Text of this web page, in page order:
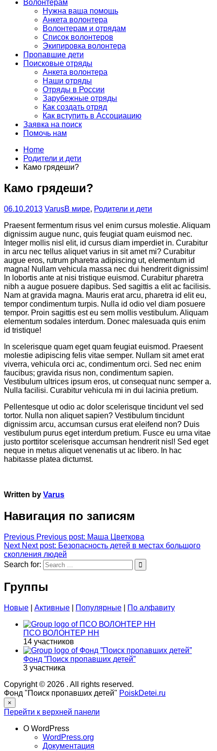
Волонтерам
Нужна ваша помощь
Анкета волонтера
Волонтерам и отрядам
Список волонтеров
Экипировка волонтера
Пропавшие дети
Поисковые отряды
Анкета волонтера
Наши отряды
Отряды в России
Зарубежные отряды
Как создать отряд
Как вступить в Ассоциацию
Заявка на поиск
Помочь нам
Home
Родители и дети
Камо грядеши?
Камо грядеши?
06.10.2013 VarusВ мире, Родители и дети
Praesent fermentum risus vel enim cursus molestie. Aliquam
dignissim augue nunc, quis feugiat quam euismod nec.
Integer mollis nisl elit, id cursus diam imperdiet in. Curabitur
in arcu nec tellus aliquet varius in sit amet mi? Curabitur
augue eros, rutrum pharetra adipiscing ut, elementum id
magna! Nullam vehicula massa nec dui hendrerit dignissim!
In lobortis ante at nisi tristique euismod. Curabitur pharetra
nibh a augue posuere dapibus. Sed sagittis a elit ac facilisis.
Nam at gravida magna. Mauris erat arcu, pharetra id elit eu,
tempor condimentum turpis. Nulla id odio vel diam posuere
tempor. Proin sagittis est eu sem mollis vestibulum. Aliquam
elementum sodales interdum. Donec malesuada quis enim
id tristique!
In scelerisque quam eget quam feugiat euismod. Praesent
molestie adipiscing felis vitae semper. Nullam sit amet erat
viverra, vehicula orci ac, condimentum orci. Sed nec enim
faucibus; gravida risus non, condimentum sapien.
Vestibulum ultrices ipsum eros, ut consequat nunc semper a.
Nulla facilisi. Curabitur vehicula mi in dui lacinia pretium.
Pellentesque ut odio ac dolor scelerisque tincidunt vel sed
tortor. Nulla non aliquet sapien? Vestibulum tincidunt
dignissim arcu, accumsan cursus erat eleifend non? Duis
vestibulum purus eget interdum pretium. Fusce eu urna vitae
justo porttitor scelerisque accumsan hendrerit nisl! Sed eget
neque in metus aliquet venenatis ut ac libero. In hac
habitasse platea dictumst.
Written by Varus
Навигация по записям
Previous Previous post: Маша Цветкова
Next Next post: Безопасность детей в местах большого
скопления людей
Search for:
Группы
Новые Активные Популярные По алфавиту
ПСО ВОЛОНТЕР НН
14 участников
Фонд ”Поиск пропавших детей”
3 участника
Copyright © 2026 . All rights reserved.
Фонд "Поиск пропавших детей" PoiskDetei.ru
×
Перейти к верхней панели
О WordPress
WordPress.org
Документация